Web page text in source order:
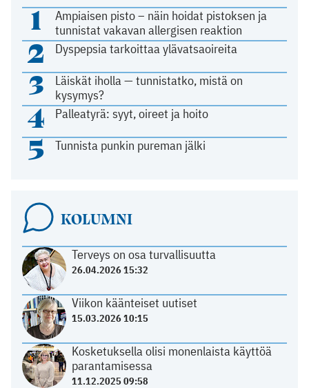
1
Ampiaisen pisto – näin hoidat pistoksen ja
tunnistat vakavan allergisen reaktion
2 Dyspepsia tarkoittaa ylävatsaoireita
3
Läiskät iholla — tunnistatko, mistä on
kysymys?
4 Palleatyrä: syyt, oireet ja hoito
5 Tunnista punkin pureman jälki
KOLUMNI
Terveys on osa turvallisuutta
26.04.2026 15:32
Viikon käänteiset uutiset
15.03.2026 10:15
Kosketuksella olisi monenlaista käyttöä
parantamisessa
11.12.2025 09:58